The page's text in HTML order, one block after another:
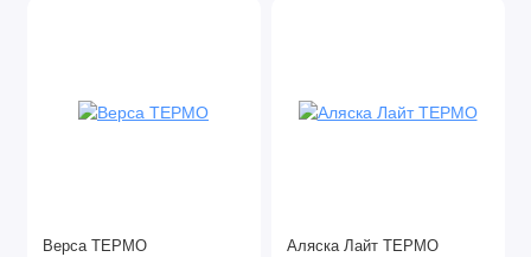
Верса ТЕРМО Аляска Лайт ТЕРМО